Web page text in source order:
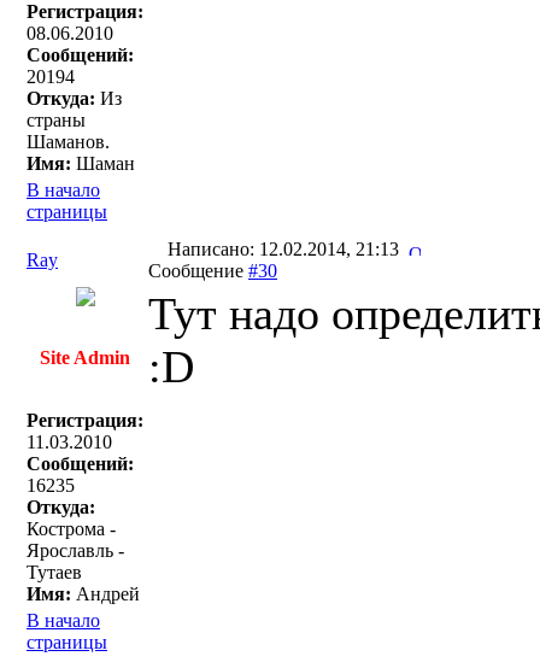
Регистрация:
08.06.2010
Сообщений:
20194
Откуда: Из
страны
Шаманов.
Имя: Шаман
В начало
страницы
Ray
Написано: 12.02.2014, 21:13
Сообщение #30
Site Admin
Регистрация:
11.03.2010
Сообщений:
16235
Откуда:
Кострома -
Ярославль -
Тутаев
Имя: Андрей
Тут надо
:D
В начало
страницы